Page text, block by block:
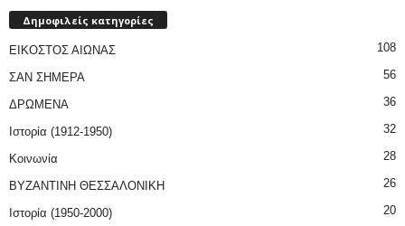
Δημοφιλείς κατηγορίες
ΕΙΚΟΣΤΟΣ ΑΙΩΝΑΣ 108
ΣΑΝ ΣΗΜΕΡΑ 56
ΔΡΩΜΕΝΑ 36
Ιστορία (1912-1950) 32
Κοινωνία 28
ΒΥΖΑΝΤΙΝΗ ΘΕΣΣΑΛΟΝΙΚΗ 26
Ιστορία (1950-2000) 20